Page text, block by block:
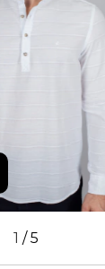
1 /5